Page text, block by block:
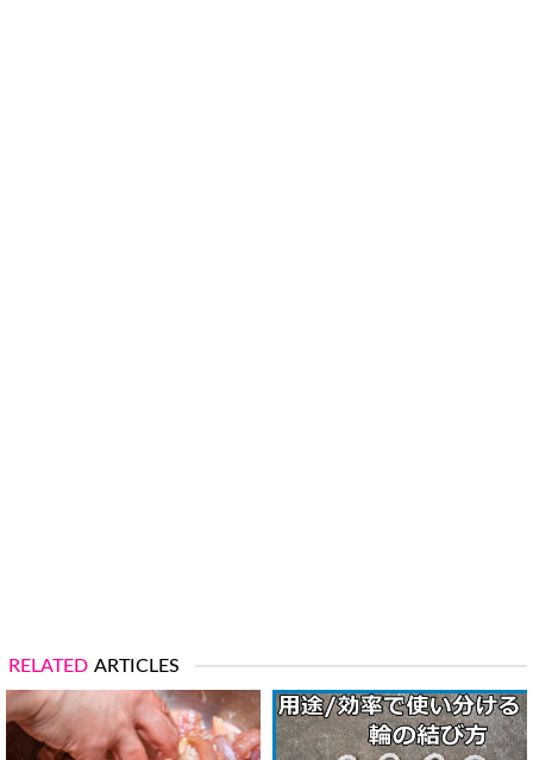
RELATED ARTICLES